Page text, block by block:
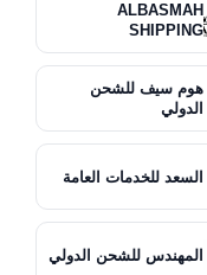
ALBASMAH
SHIPPING
هوم سيف للشحن
الدولي
السعد للخدمات العامة
المهندس للشحن الدولي